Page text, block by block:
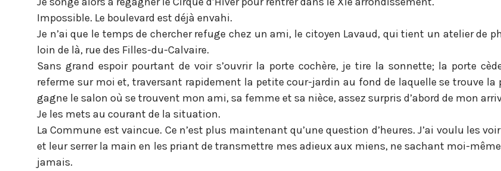
Impossible. Le boulevard est déjà envahi.
Je n’ai que le temps de chercher refuge chez un ami, le citoyen Lavaud, qui tient un atelier de
loin de là, rue des Filles-du-Calvaire.
Sans grand espoir pourtant de voir s’ouvrir la porte cochère, je tire la sonnette; la porte
referme sur moi et, traversant rapidement la petite cour-jardin au fond de laquelle se trouve la
gagne le salon où se trouvent mon ami, sa femme et sa nièce, assez surpris d’abord de mon
Je les mets au courant de la situation.
La Commune est vaincue. Ce n’est plus maintenant qu’une question d’heures. J’ai voulu les
et leur serrer la main en les priant de transmettre mes adieux aux miens, ne sachant moi-
jamais.